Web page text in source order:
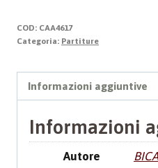
quantità
COD: CAA4617
Categoria: Partiture
Informazioni aggiuntive
Informazioni
Autore